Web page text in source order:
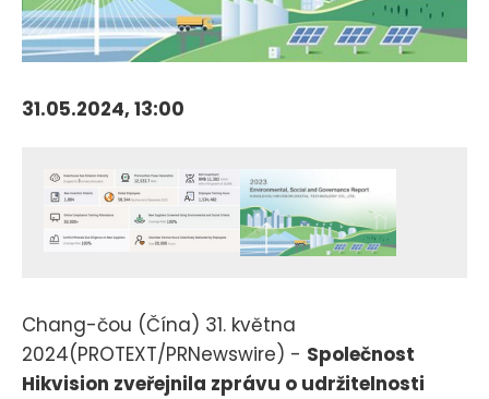
31.05.2024, 13:00
Chang-čou (Čína) 31. května
2024(PROTEXT/PRNewswire) - Společnost
Hikvision zveřejnila zprávu o udržitelnosti